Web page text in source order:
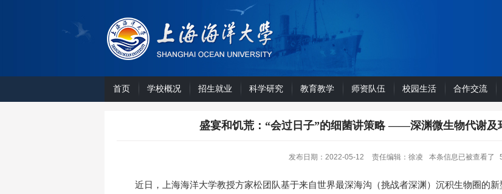
首页 学校概况 招生就业 科学研究 教育教学 师资队伍 校园生活 合作交流
盛宴和饥荒：“会过日子”的细菌讲策略 ——深渊微生物代谢及
发布日期：2022-05-12 责任编辑：徐凌 本条信息已被查看了
近日，上海海洋大学教授方家松团队基于来自世界最深海沟（挑战者深渊）沉积生物圈的